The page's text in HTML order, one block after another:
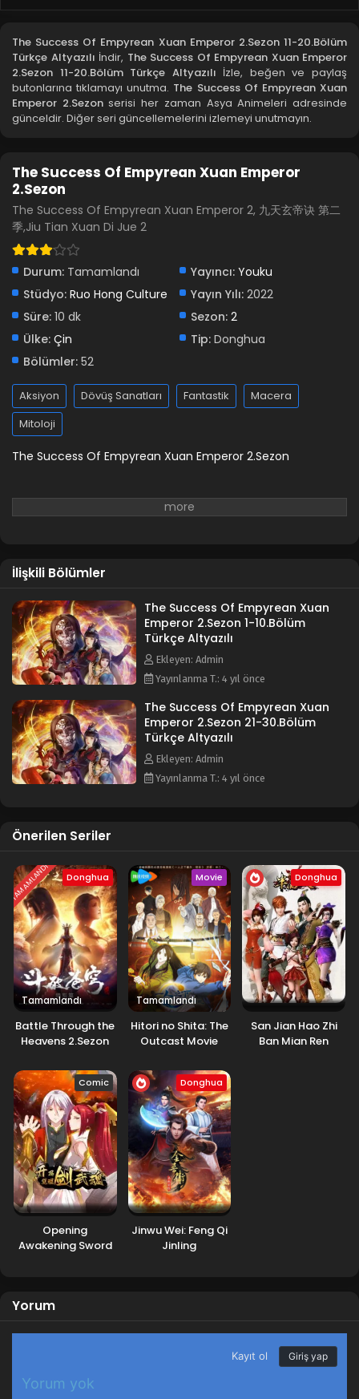
The Success Of Empyrean Xuan Emperor 2.Sezon 11-20.Bölüm
Türkçe Altyazılı İndir, The Success Of Empyrean Xuan Emperor
2.Sezon 11-20.Bölüm Türkçe Altyazılı İzle, beğen ve paylaş
butonlarına tıklamayı unutma. The Success Of Empyrean Xuan
Emperor 2.Sezonserisi her zaman Asya Animeleri adresinde
günceldir. Diğer seri güncellemelerini izlemeyi unutmayın.
The Success Of Empyrean Xuan Emperor
2.Sezon
The Success Of Empyrean Xuan Emperor 2, 九天玄帝诀 第二
季,Jiu Tian Xuan Di Jue 2
Durum: Tamamlandı Yayıncı: Youku
Stüdyo: Ruo Hong Culture Yayın Yılı: 2022
Süre: 10 dk Sezon: 2
Ülke: Çin Tip: Donghua
Bölümler: 52
Aksiyon Dövüş Sanatları Fantastik
Macera
Mitoloji
The Success Of Empyrean Xuan Emperor 2.Sezon
İlişkili Bölümler
The Success Of Empyrean Xuan
Emperor 2.Sezon 1-10.Bölüm
Türkçe Altyazılı
Ekleyen: Admin
Yayınlanma T.: 4 yıl önce
The Success Of Empyrean Xuan
Emperor 2.Sezon 21-30.Bölüm
Türkçe Altyazılı
Ekleyen: Admin
Yayınlanma T.: 4 yıl önce
Önerilen Seriler
TAMAMLANDI Donghua
Tamamlandı
Battle Through the
Heavens 2.Sezon
Movie
Tamamlandı
Hitori no Shita: The
Outcast Movie
Donghua
San Jian Hao Zhi
Ban Mian Ren
Comic
Opening
Awakening Sword
Donghua
Jinwu Wei: Feng Qi
Jinling
Yorum